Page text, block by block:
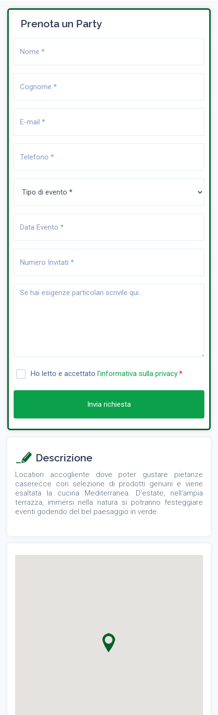
Prenota un Party
Ho letto e accettato l'informativa sulla privacy
Invia richiesta
Descrizione
Location accogliente dove poter gustare pietanze
caserecce con selezione di prodotti genuini e viene
esaltata la cucina Mediterranea. D'estate, nell'ampia
terrazza, immersi nella natura si potranno festeggiare
eventi godendo del bel paesaggio in verde.